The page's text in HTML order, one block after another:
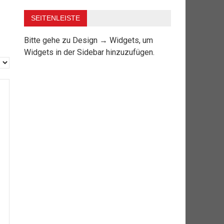
SEITENLEISTE
Bitte gehe zu Design → Widgets, um
Widgets in der Sidebar hinzuzufügen.